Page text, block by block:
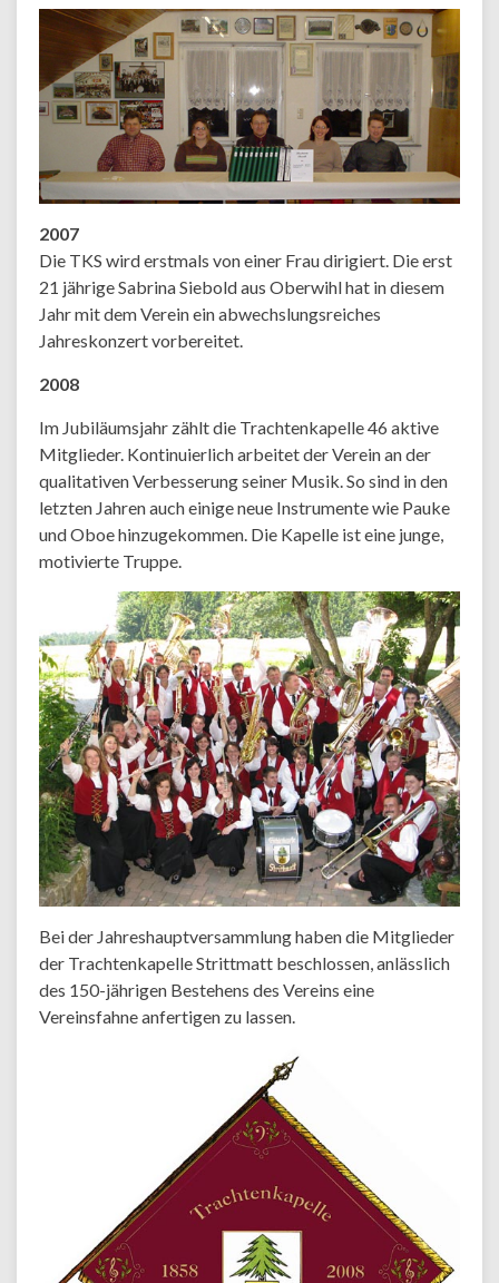
2007
Die TKS wird erstmals von einer Frau dirigiert. Die erst
21 jährige Sabrina Siebold aus Oberwihl hat in diesem
Jahr mit dem Verein ein abwechslungsreiches
Jahreskonzert vorbereitet.
2008
Im Jubiläumsjahr zählt die Trachtenkapelle 46 aktive
Mitglieder. Kontinuierlich arbeitet der Verein an der
qualitativen Verbesserung seiner Musik. So sind in den
letzten Jahren auch einige neue Instrumente wie Pauke
und Oboe hinzugekommen. Die Kapelle ist eine junge,
motivierte Truppe.
Bei der Jahreshauptversammlung haben die Mitglieder
der Trachtenkapelle Strittmatt beschlossen, anlässlich
des 150-jährigen Bestehens des Vereins eine
Vereinsfahne anfertigen zu lassen.